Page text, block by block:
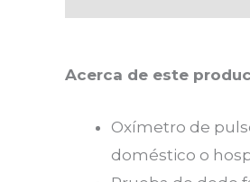
Acerca de este
Oxímetro de
doméstico o